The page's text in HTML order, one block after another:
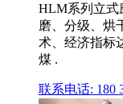
HLM系列立式
磨、分级、烘
术、经济指标
煤 .
联系电话: 180